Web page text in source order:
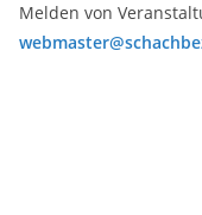
Melden von